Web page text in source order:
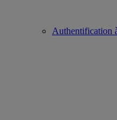
Authentification